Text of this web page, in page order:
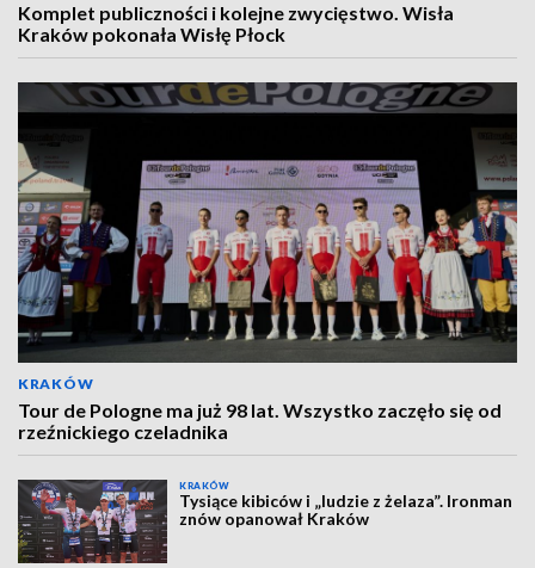
Komplet publiczności i kolejne zwycięstwo. Wisła
Kraków pokonała Wisłę Płock
KRAKÓW
Tour de Pologne ma już 98 lat. Wszystko zaczęło się od
rzeźnickiego czeladnika
KRAKÓW
Tysiące kibiców i „ludzie z żelaza”. Ironman
znów opanował Kraków